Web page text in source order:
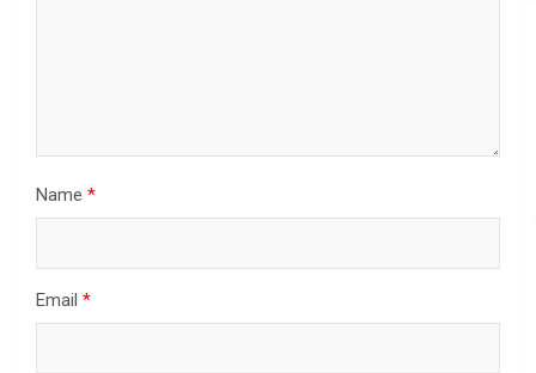
Name *
Email *